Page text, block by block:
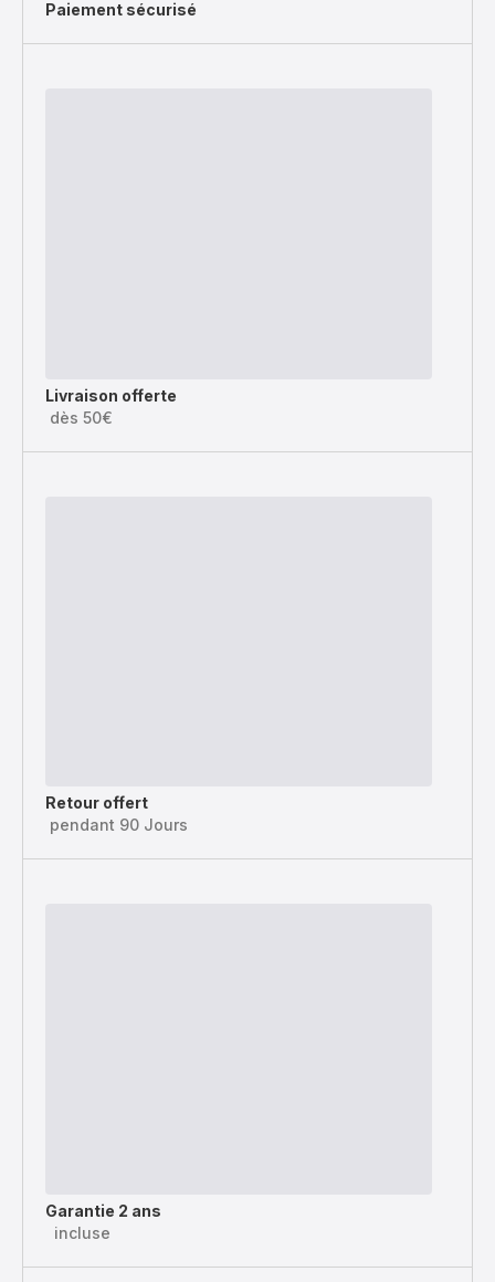
Paiement sécurisé
Livraison offerte
dès 50€
Retour offert
pendant 90 Jours
Garantie 2 ans
incluse